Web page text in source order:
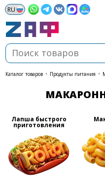
каталог товаров • Продукты питания •
Лапша быстрого
приготовления